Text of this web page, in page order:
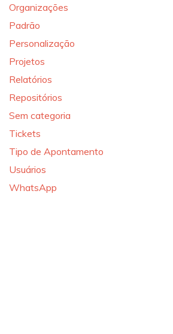
Organizações
Padrão
Personalização
Projetos
Relatórios
Repositórios
Sem categoria
Tickets
Tipo de Apontamento
Usuários
WhatsApp